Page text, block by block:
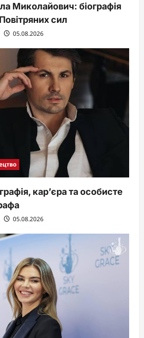
Миколайович: біографія
сил
05.08.2026
кар’єра та особисте
05.08.2026